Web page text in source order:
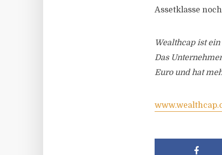
Assetklasse
Wealthcap ist
Das
Euro und hat